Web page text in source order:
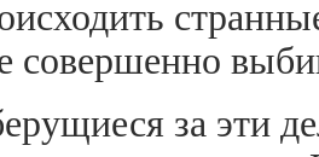
совершенно
за эти